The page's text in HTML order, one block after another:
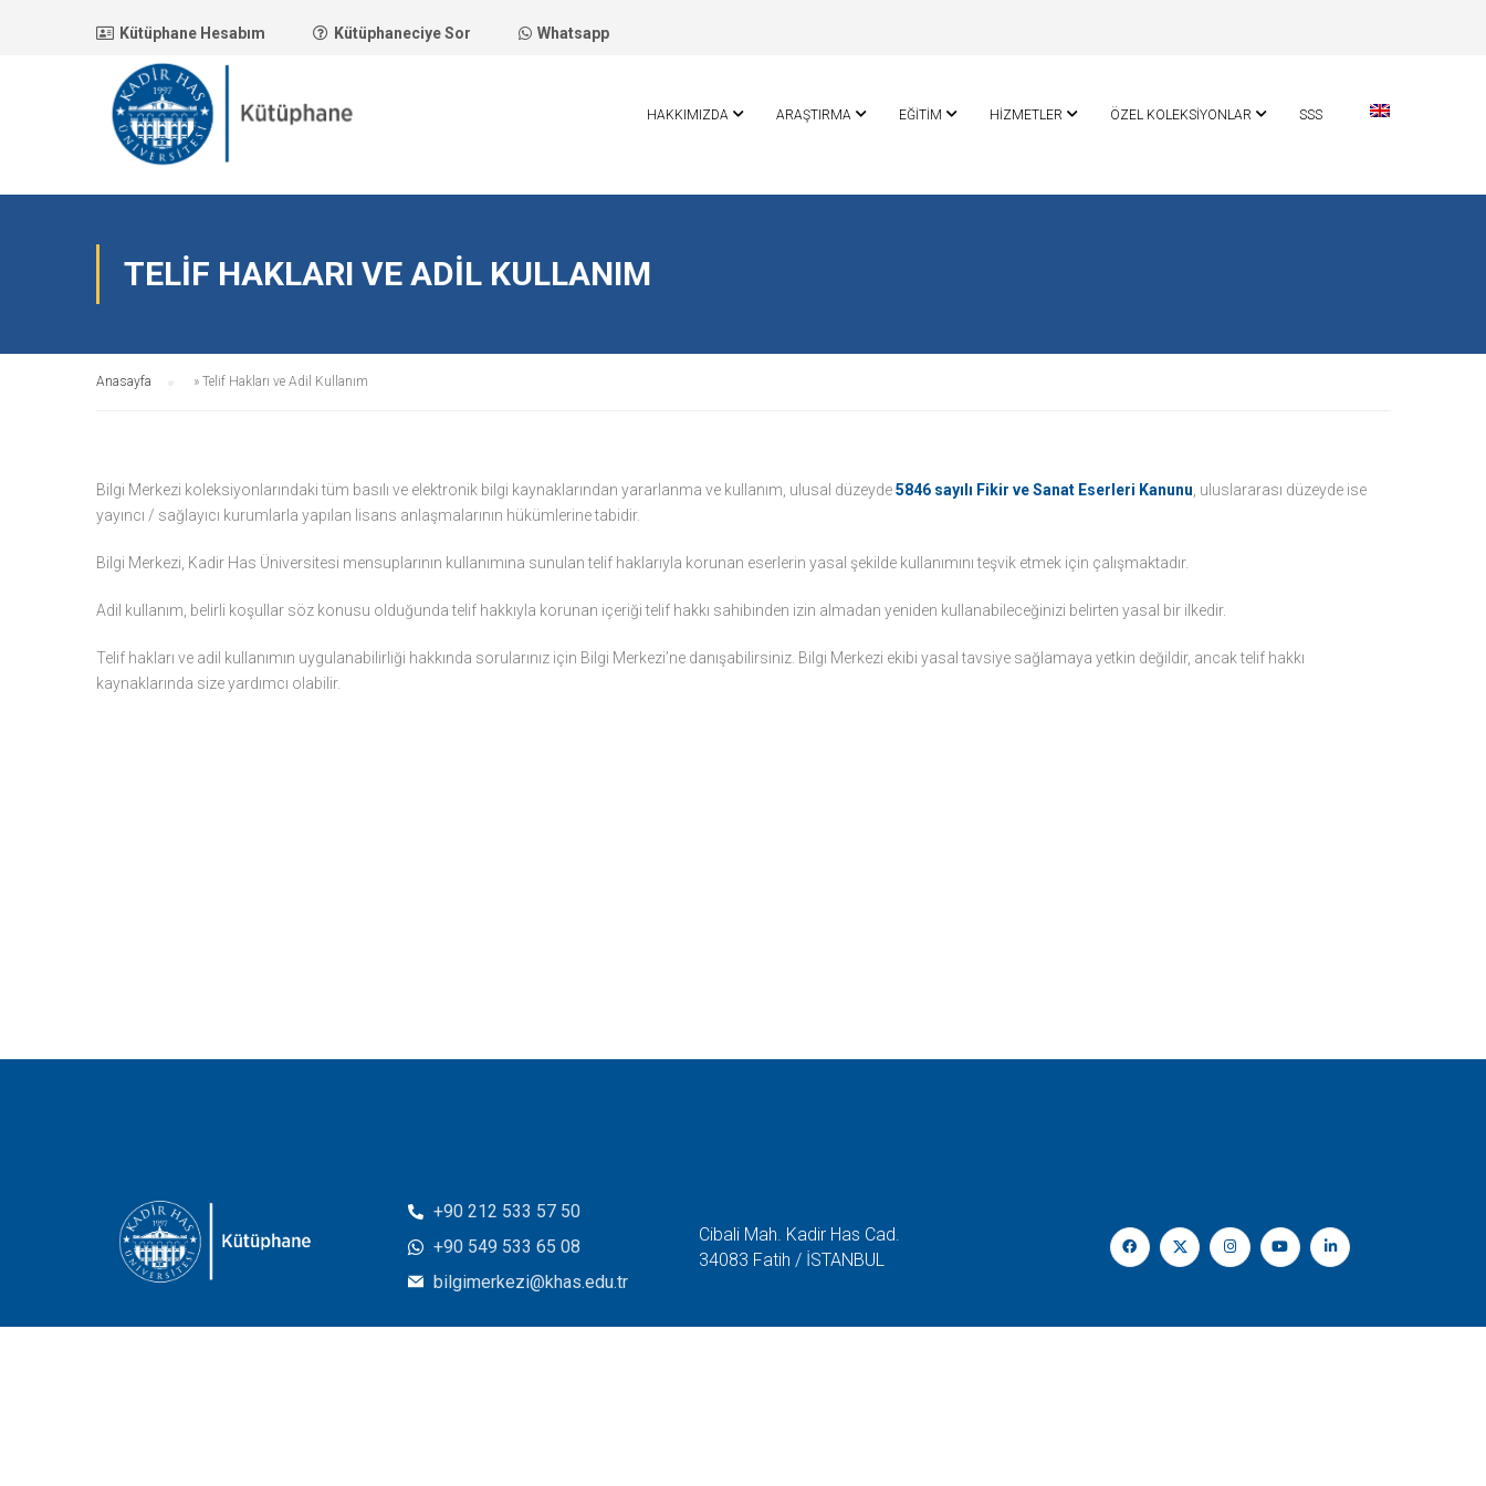
Kütüphane Hesabım Kütüphaneciye Sor Whatsapp
HAKKIMIZDA ARAŞTIRMA EĞİTİM HİZMETLER ÖZEL KOLEKSİYONLAR SSS
TELIF HAKLARI VE ADIL KULLANIM
Anasayfa » Telif Hakları ve Adil Kullanım
Bilgi Merkezi koleksiyonlarındaki tüm basılı ve elektronik bilgi kaynaklarından yararlanma ve kullanım, ulusal düzeyde5846 sayılı Fikir ve Sanat Eserleri Kanunu , uluslararası düzeyde ise
yayıncı / sağlayıcı kurumlarla yapılan lisans anlaşmalarının hükümlerine tabidir.
Bilgi Merkezi, Kadir Has Üniversitesi mensuplarının kullanımına sunulan telif haklarıyla korunan eserlerin yasal şekilde kullanımını teşvik etmek için çalışmaktadır.
Adil kullanım, belirli koşullar söz konusu olduğunda telif hakkıyla korunan içeriği telif hakkı sahibinden izin almadan yeniden kullanabileceğinizi belirten yasal bir ilkedir.
Telif hakları ve adil kullanımın uygulanabilirliği hakkında sorularınız için Bilgi Merkezi’ne danışabilirsiniz. Bilgi Merkezi ekibi yasal tavsiye sağlamaya yetkin değildir, ancak telif hakkı
kaynaklarında size yardımcı olabilir.
+90 212 533 57 50
+90 549 533 65 08
bilgimerkezi@khas.edu.tr
Cibali Mah. Kadir Has Cad.
34083 Fatih / İSTANBUL